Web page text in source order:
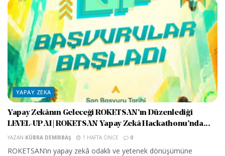
YAPAY ZEKA
Yapay Zekânın Geleceği ROKETSAN’ın Düzenlediği
LEVEL-UP AI | ROKETSAN Yapay Zekâ Hackathonu’nda...
YAZAN KÜBRA DEMIRBAŞ 1 HAFTA ÖNCE 0
ROKETSAN’ın yapay zekâ odaklı ve yetenek dönüşümüne